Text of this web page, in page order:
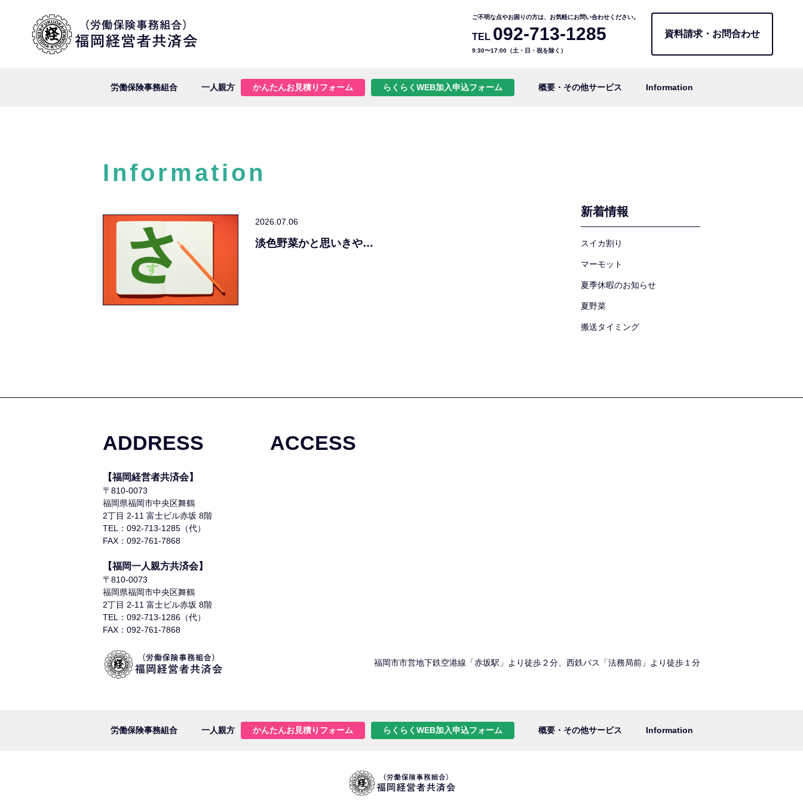
ご不明な点やお困りの方は、お気軽にお問い合わせください。
TEL 092-713-1285
9:30〜17:00（土・日・祝を除く）
資料請求・お問合わせ
労働保険事務組合 一人親方 かんたんお見積りフォーム らくらくWEB加入申込フォーム 概要・その他サービス Information
Information
2026.07.06
淡色野菜かと思いきや…
新着情報
スイカ割り
マーモット
夏季休暇のお知らせ
夏野菜
搬送タイミング
ADDRESS
【福岡経営者共済会】
〒810-0073
福岡県福岡市中央区舞鶴
2丁目 2-11 富士ビル赤坂 8階
TEL：092-713-1285（代）
FAX：092-761-7868
【福岡一人親方共済会】
〒810-0073
福岡県福岡市中央区舞鶴
2丁目 2-11 富士ビル赤坂 8階
TEL：092-713-1286（代）
FAX：092-761-7868
ACCESS
福岡市市営地下鉄空港線「赤坂駅」より徒歩２分、西鉄バス「法務局前」より徒歩１分
労働保険事務組合 一人親方 かんたんお見積りフォーム らくらくWEB加入申込フォーム 概要・その他サービス Information